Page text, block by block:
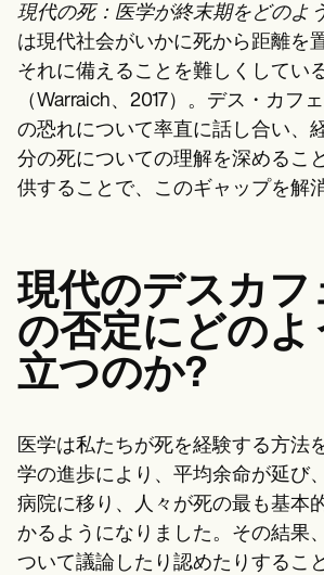
現代の死：医学が終末期をどのよ
は現代社会がいかに死から距離を
それに備えることを難しくしてい
（Warraich、2017）。デス・カフ
の恐れについて率直に話し合い、
分の死についての理解を深めるこ
供することで、このギャップを解
現代のデスカフ
の否定にどのよ
立つのか?
医学は私たちが死を経験する方法
学の進歩により、平均余命が延び
病院に移り、人々が死の最も基本
かるようになりました。その結果
ついて議論したり認めたりするこ